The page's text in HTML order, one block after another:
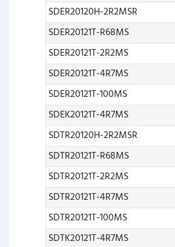
SDER20120H-2R2MSR
SDER20121T-R68MS
SDER20121T-2R2MS
SDER20121T-4R7MS
SDER20121T-100MS
SDEK20121T-4R7MS
SDTR20120H-2R2MSR
SDTR20121T-R68MS
SDTR20121T-2R2MS
SDTR20121T-4R7MS
SDTR20121T-100MS
SDTK20121T-4R7MS